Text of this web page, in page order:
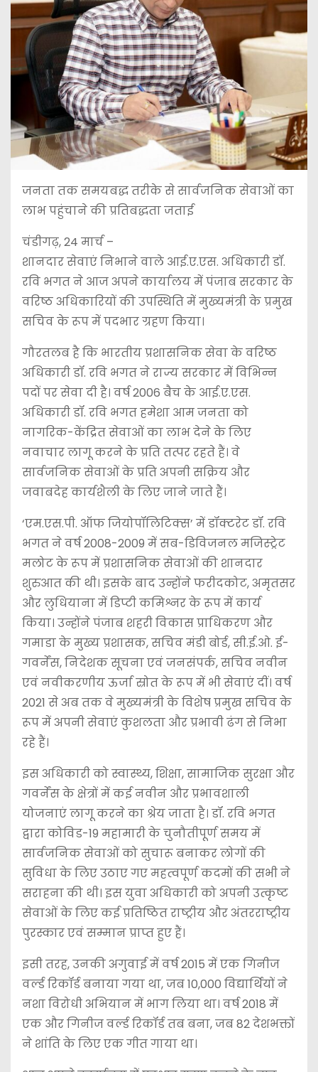
जनता तक समयबद्ध तरीके से सार्वजनिक सेवाओं का
लाभ पहुंचाने की प्रतिबद्धता जताई
चंडीगढ़, 24 मार्च –
शानदार सेवाएं निभाने वाले आई.ए.एस. अधिकारी डॉ.
रवि भगत ने आज अपने कार्यालय में पंजाब सरकार के
वरिष्ठ अधिकारियों की उपस्थिति में मुख्यमंत्री के प्रमुख
सचिव के रूप में पदभार ग्रहण किया।
गौरतलब है कि भारतीय प्रशासनिक सेवा के वरिष्ठ
अधिकारी डॉ. रवि भगत ने राज्य सरकार में विभिन्न
पदों पर सेवा दी है। वर्ष 2006 बैच के आई.ए.एस.
अधिकारी डॉ. रवि भगत हमेशा आम जनता को
नागरिक-केंद्रित सेवाओं का लाभ देने के लिए
नवाचार लागू करने के प्रति तत्पर रहते हैं। वे
सार्वजनिक सेवाओं के प्रति अपनी सक्रिय और
जवाबदेह कार्यशैली के लिए जाने जाते हैं।
‘एम.एस.पी. ऑफ जियोपॉलिटिक्स’ में डॉक्टरेट डॉ. रवि
भगत ने वर्ष 2008-2009 में सब-डिविजनल मजिस्ट्रेट
मलोट के रूप में प्रशासनिक सेवाओं की शानदार
शुरुआत की थी। इसके बाद उन्होंने फरीदकोट, अमृतसर
और लुधियाना में डिप्टी कमिश्नर के रूप में कार्य
किया। उन्होंने पंजाब शहरी विकास प्राधिकरण और
गमाडा के मुख्य प्रशासक, सचिव मंडी बोर्ड, सी.ई.ओ. ई-
गवर्नेंस, निदेशक सूचना एवं जनसंपर्क, सचिव नवीन
एवं नवीकरणीय ऊर्जा स्रोत के रूप में भी सेवाएं दीं। वर्ष
2021 से अब तक वे मुख्यमंत्री के विशेष प्रमुख सचिव के
रूप में अपनी सेवाएं कुशलता और प्रभावी ढंग से निभा
रहे हैं।
इस अधिकारी को स्वास्थ्य, शिक्षा, सामाजिक सुरक्षा और
गवर्नेंस के क्षेत्रों में कई नवीन और प्रभावशाली
योजनाएं लागू करने का श्रेय जाता है। डॉ. रवि भगत
द्वारा कोविड-19 महामारी के चुनौतीपूर्ण समय में
सार्वजनिक सेवाओं को सुचारू बनाकर लोगों की
सुविधा के लिए उठाए गए महत्वपूर्ण कदमों की सभी ने
सराहना की थी। इस युवा अधिकारी को अपनी उत्कृष्ट
सेवाओं के लिए कई प्रतिष्ठित राष्ट्रीय और अंतरराष्ट्रीय
पुरस्कार एवं सम्मान प्राप्त हुए हैं।
इसी तरह, उनकी अगुवाई में वर्ष 2015 में एक गिनीज
वर्ल्ड रिकॉर्ड बनाया गया था, जब 10,000 विद्यार्थियों ने
नशा विरोधी अभियान में भाग लिया था। वर्ष 2018 में
एक और गिनीज वर्ल्ड रिकॉर्ड तब बना, जब 82 देशभक्तों
ने शांति के लिए एक गीत गाया था।